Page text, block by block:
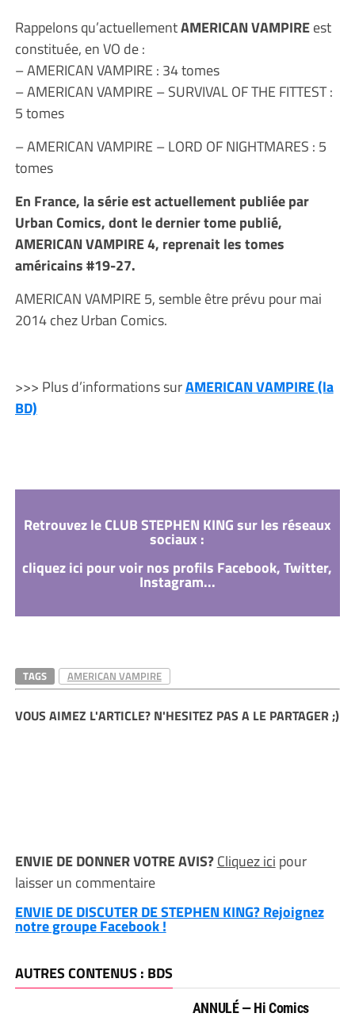
Rappelons qu’actuellementAMERICAN VAMPIREest
constituée, en VO de :
– AMERICAN VAMPIRE : 34 tomes
– AMERICAN VAMPIRE – SURVIVAL OF THE FITTEST :
5 tomes
– AMERICAN VAMPIRE – LORD OF NIGHTMARES : 5
tomes
En France, la série est actuellement publiée par
Urban Comics, dont le dernier tome publié,
AMERICAN VAMPIRE 4, reprenait les tomes
américains #19-27.
AMERICAN VAMPIRE 5, semble être prévu pour mai
2014 chez Urban Comics.
>>> Plus d’informations surAMERICAN VAMPIRE (la
BD)
Retrouvez le CLUB STEPHEN KING sur les réseaux
sociaux :
cliquez ici pour voir nos profils Facebook, Twitter,
Instagram...
TAGS AMERICAN VAMPIRE
VOUS AIMEZ L'ARTICLE? N'HESITEZ PAS A LE PARTAGER ;)
ENVIE DE DONNER VOTRE AVIS?Cliquez ici pour
laisser un commentaire
ENVIE DE DISCUTER DE STEPHEN KING? Rejoignez
notre groupe Facebook !
AUTRES CONTENUS : BDS
ANNULÉ — Hi Comics